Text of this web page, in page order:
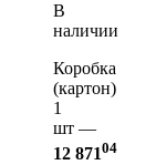
В
наличии
Коробка
(картон)
1
шт —
12 87104